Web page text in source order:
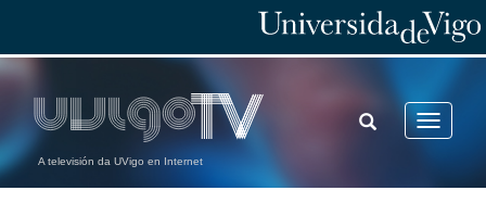
A televisión da UVigo en Internet
Toggle
TOGGLE
SEARCH